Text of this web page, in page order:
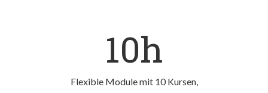
10h
Flexible Module mit 10 Kursen,